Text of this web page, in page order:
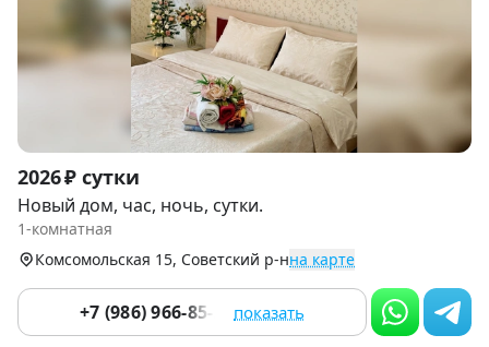
Item
1
of
9
2026 ₽ сутки
Новый дом, час, ночь, сутки.
1-комнатная
Комсомольская 15, Советский р-нна карте
+7 (986) 966-85-29 показать